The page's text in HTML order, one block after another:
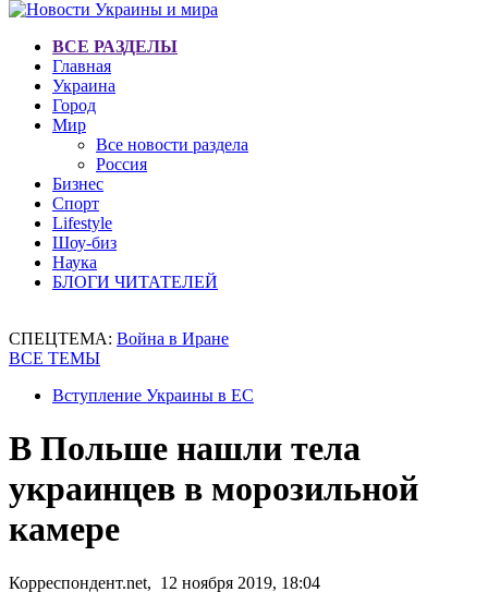
ВСЕ РАЗДЕЛЫ
Главная
Украина
Город
Мир
Все новости раздела
Россия
Бизнес
Спорт
Lifestyle
Шоу-биз
Наука
БЛОГИ ЧИТАТЕЛЕЙ
СПЕЦТЕМА: Война в Иране
ВСЕ ТЕМЫ
Вступление Украины в ЕС
В Польше нашли тела
украинцев в морозильной
камере
Корреспондент.net, 12 ноября 2019, 18:04